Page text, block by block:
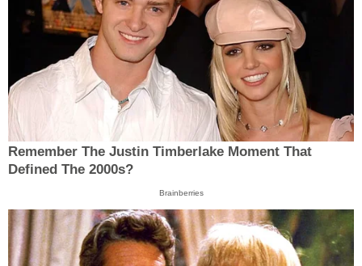
Remember The Justin Timberlake Moment That
Defined The 2000s?
Brainberries